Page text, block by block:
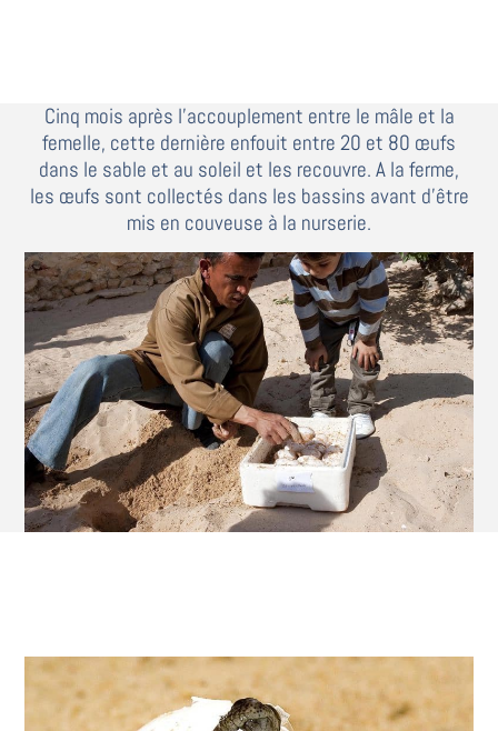
Cinq mois après l’accouplement entre le mâle et la
femelle, cette dernière enfouit entre 20 et 80 œufs
dans le sable et au soleil et les recouvre. A la ferme,
les œufs sont collectés dans les bassins avant d’être
mis en couveuse à la nurserie.